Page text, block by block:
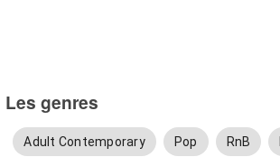
Les genres
Adult Contemporary Pop RnB